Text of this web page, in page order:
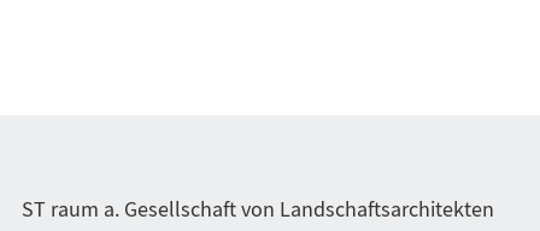
ST raum a. Gesellschaft von Landschaftsarchitekten